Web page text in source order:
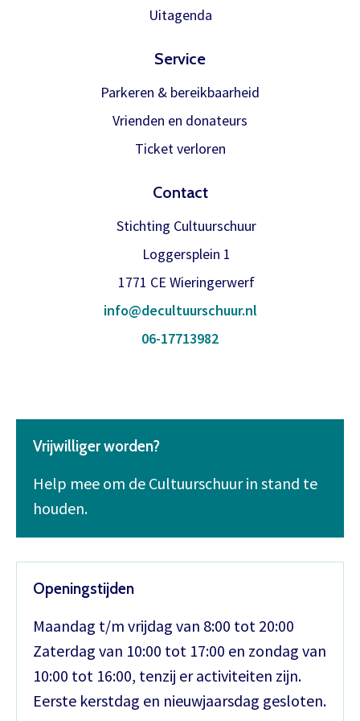
Uitagenda
Service
Parkeren & bereikbaarheid
Vrienden en donateurs
Ticket verloren
Contact
Stichting Cultuurschuur
Loggersplein 1
1771 CE Wieringerwerf
info@decultuurschuur.nl
06-17713982
Vrijwilliger worden?
Help mee om de Cultuurschuur in stand te
houden.
Openingstijden
Maandag t/m vrijdag van 8:00 tot 20:00
Zaterdag van 10:00 tot 17:00 en zondag van
10:00 tot 16:00, tenzij er activiteiten zijn.
Eerste kerstdag en nieuwjaarsdag gesloten.